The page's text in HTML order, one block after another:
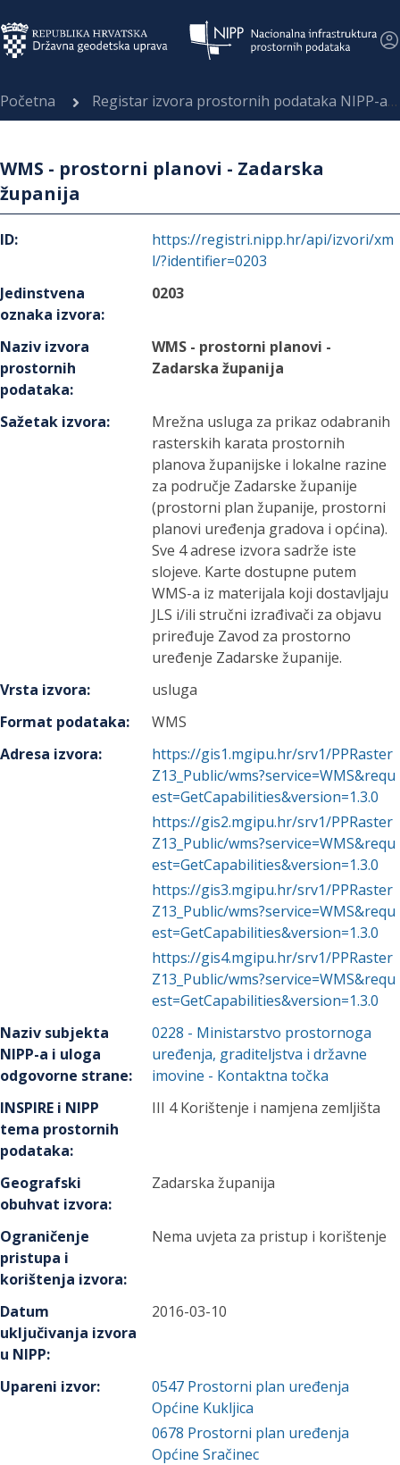
Početna Registar izvora prostornih podataka NIPP-a
WMS - prostorni planovi - Zadarska
županija
ID:
https://registri.nipp.hr/api/izvori/xm
l/?identifier=0203
Jedinstvena
oznaka izvora:
0203
Naziv izvora
prostornih
podataka:
WMS - prostorni planovi -
Zadarska županija
Sažetak izvora:
Mrežna usluga za prikaz odabranih
rasterskih karata prostornih
planova županijske i lokalne razine
za područje Zadarske županije
(prostorni plan županije, prostorni
planovi uređenja gradova i općina).
Sve 4 adrese izvora sadrže iste
slojeve. Karte dostupne putem
WMS-a iz materijala koji dostavljaju
JLS i/ili stručni izrađivači za objavu
priređuje Zavod za prostorno
uređenje Zadarske županije.
Vrsta izvora:
usluga
Format podataka:
WMS
Adresa izvora:
https://gis1.mgipu.hr/srv1/PPRaster
Z13_Public/wms?service=WMS&requ
est=GetCapabilities&version=1.3.0
https://gis2.mgipu.hr/srv1/PPRaster
Z13_Public/wms?service=WMS&requ
est=GetCapabilities&version=1.3.0
https://gis3.mgipu.hr/srv1/PPRaster
Z13_Public/wms?service=WMS&requ
est=GetCapabilities&version=1.3.0
https://gis4.mgipu.hr/srv1/PPRaster
Z13_Public/wms?service=WMS&requ
est=GetCapabilities&version=1.3.0
Naziv subjekta
NIPP-a i uloga
odgovorne strane:
0228 - Ministarstvo prostornoga
uređenja, graditeljstva i državne
imovine - Kontaktna točka
INSPIRE i NIPP
tema prostornih
podataka:
III 4 Korištenje i namjena zemljišta
Geografski
obuhvat izvora:
Zadarska županija
Ograničenje
pristupa i
korištenja izvora:
Nema uvjeta za pristup i korištenje
Datum
uključivanja izvora
u NIPP:
2016-03-10
Upareni izvor: 0547 Prostorni plan uređenja
Općine Kukljica
0678 Prostorni plan uređenja
Općine Sračinec